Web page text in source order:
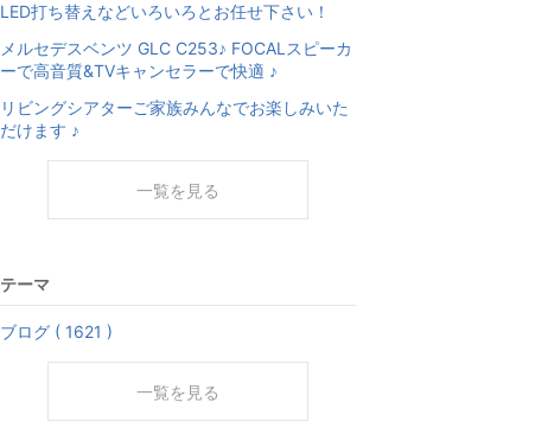
LED打ち替えなどいろいろとお任せ下さい！
メルセデスベンツ GLC C253♪ FOCALスピーカ
ーで高音質&TVキャンセラーで快適 ♪
リビングシアターご家族みんなでお楽しみいた
だけます ♪
一覧を見る
テーマ
ブログ ( 1621 )
一覧を見る